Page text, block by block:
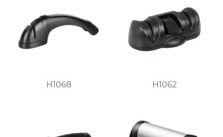
H1068 H1062